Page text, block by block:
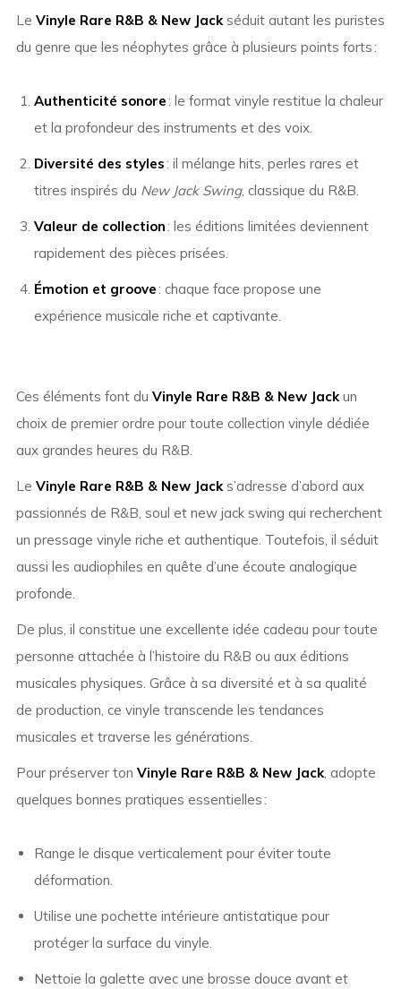
Le Vinyle Rare R&B & New Jackséduit autant les puristes
du genre que les néophytes grâce à plusieurs points forts :
Authenticité sonore: le format vinyle restitue la chaleur
et la profondeur des instruments et des voix.
Diversité des styles: il mélange hits, perles rares et
titres inspirés du New Jack Swing, classique du R&B.
Valeur de collection: les éditions limitées deviennent
rapidement des pièces prisées.
Émotion et groove: chaque face propose une
expérience musicale riche et captivante.
Ces éléments font du Vinyle Rare R&B & New Jackun
choix de premier ordre pour toute collection vinyle dédiée
aux grandes heures du R&B.
Le Vinyle Rare R&B & New Jacks’adresse d’abord aux
passionnés de R&B, soul et new jack swing qui recherchent
un pressage vinyle riche et authentique. Toutefois, il séduit
aussi les audiophiles en quête d’une écoute analogique
profonde.
De plus, il constitue une excellente idée cadeau pour toute
personne attachée à l’histoire du R&B ou aux éditions
musicales physiques. Grâce à sa diversité et à sa qualité
de production, ce vinyle transcende les tendances
musicales et traverse les générations.
Pour préserver ton Vinyle Rare R&B & New Jack, adopte
quelques bonnes pratiques essentielles :
Range le disque verticalement pour éviter toute
déformation.
Utilise une pochette intérieure antistatique pour
protéger la surface du vinyle.
Nettoie la galette avec une brosse douce avant et